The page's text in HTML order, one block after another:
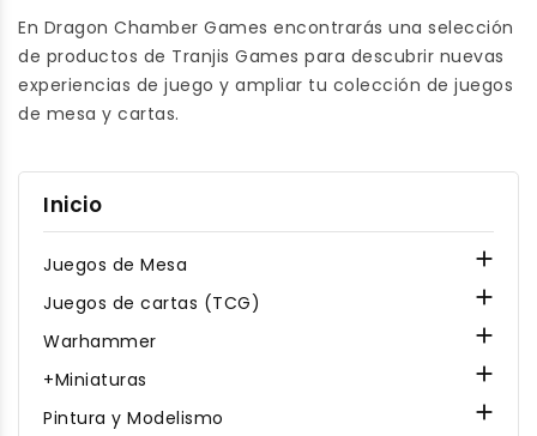
En Dragon Chamber Games encontrarás una selección
de productos de Tranjis Games para descubrir nuevas
experiencias de juego y ampliar tu colección de juegos
de mesa y cartas.
Inicio
Juegos de Mesa 
Juegos de cartas (TCG) 
Warhammer 
+Miniaturas 
Pintura y Modelismo 